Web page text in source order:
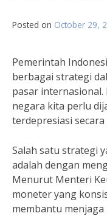
Posted on October 29,
Pemerintah
berbagai strategi
pasar internasional.
negara kita perlu
terdepresiasi secara
Salah satu strategi
adalah dengan
Menurut Menteri
moneter yang
membantu